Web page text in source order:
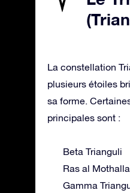
La constellation
plusieurs étoiles
sa forme.
principales sont :
Beta Trianguli
Ras al
Gamma